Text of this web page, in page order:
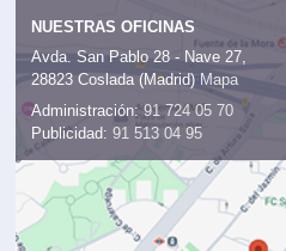
NUESTRAS OFICINAS
Avda. San Pablo 28 - Nave 27,
28823 Coslada (Madrid) Mapa
Administración: 91 724 05 70
Publicidad: 91 513 04 95